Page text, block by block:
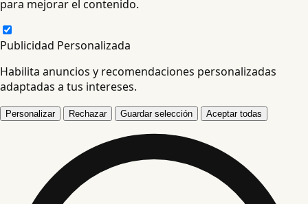
para mejorar el contenido.
Publicidad Personalizada
Habilita anuncios y recomendaciones personalizadas
adaptadas a tus intereses.
Personalizar Rechazar Guardar selección Aceptar todas